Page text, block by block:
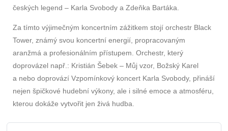
českých legend – Karla Svobody a Zdeňka Bartáka.
Za tímto výjimečným koncertním zážitkem stojí orchestr Black
Tower, známý svou koncertní energií, propracovaným
aranžmá a profesionálním přístupem. Orchestr, který
doprovázel např.: Kristián Šebek – Můj vzor, Božský Karel
a nebo doprovází Vzpomínkový koncert Karla Svobody, přináší
nejen špičkové hudební výkony, ale i silné emoce a atmosféru,
kterou dokáže vytvořit jen živá hudba.